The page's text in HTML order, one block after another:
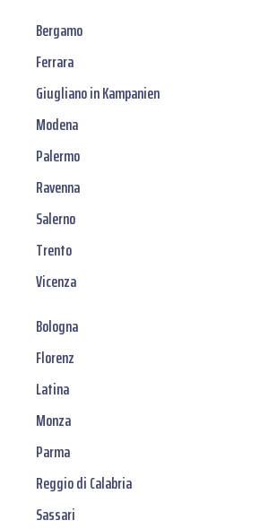
Bergamo
Ferrara
Giugliano in Kampanien
Modena
Palermo
Ravenna
Salerno
Trento
Vicenza
Bologna
Florenz
Latina
Monza
Parma
Reggio di Calabria
Sassari